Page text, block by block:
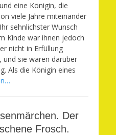
eine Königin, die
viele Jahre miteinander
sehnlichster Wunsch
Kinde war ihnen jedoch
nicht in Erfüllung
und sie waren darüber
Als die Königin eines
Der
Frosch.